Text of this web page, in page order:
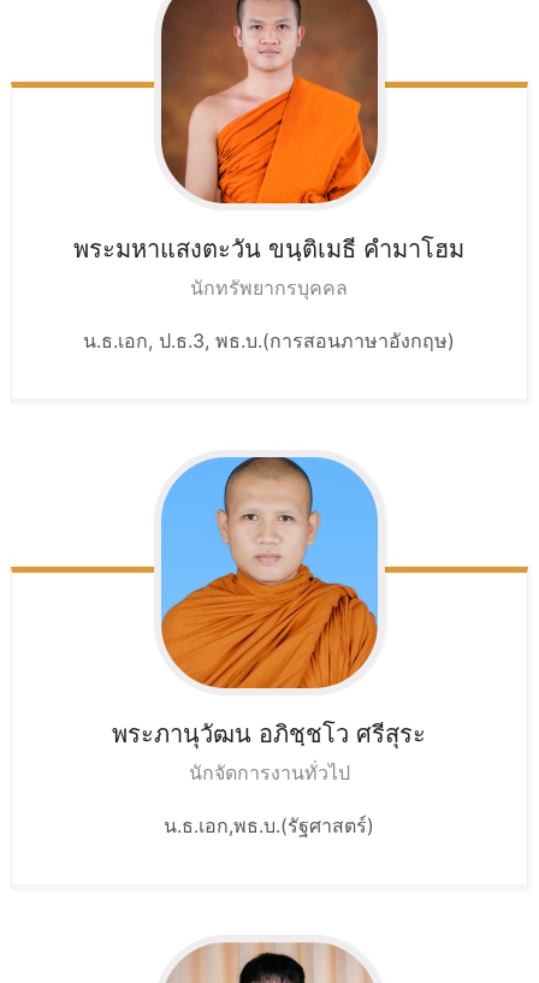
พระมหาแสงตะวัน ขนฺติเมธี คำมาโฮม
นักทรัพยากรบุคคล
น.ธ.เอก, ป.ธ.3, พธ.บ.(การสอนภาษาอังกฤษ)
พระภานุวัฒน อภิชฺชโว ศรีสุระ
นักจัดการงานทั่วไป
น.ธ.เอก,พธ.บ.(รัฐศาสตร์)